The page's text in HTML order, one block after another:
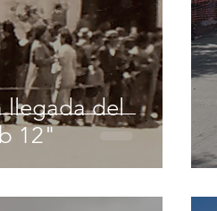
llegada del
12"